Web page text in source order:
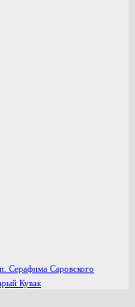
Серафима Саровского
Кувак